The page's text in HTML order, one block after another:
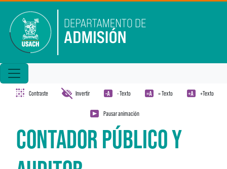
Contraste Invertir - Texto = Texto +Texto
Pausar animación
CONTADOR PÚBLICO Y